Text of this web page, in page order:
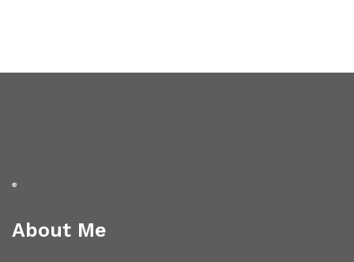
About Me